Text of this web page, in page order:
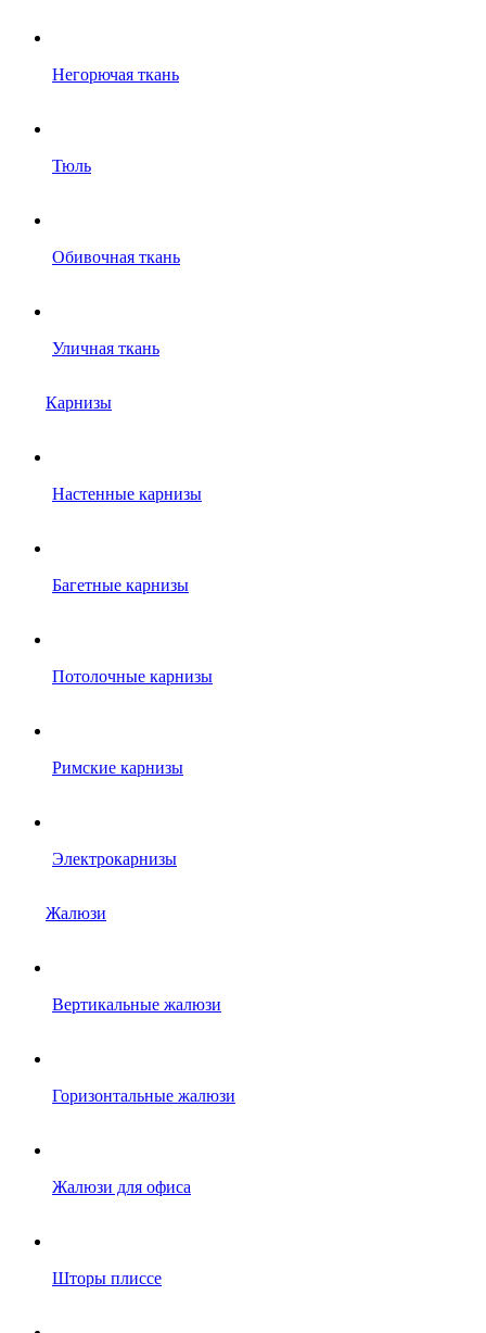
Негорючая ткань
Тюль
Обивочная ткань
Уличная ткань
Карнизы
Настенные карнизы
Багетные карнизы
Потолочные карнизы
Римские карнизы
Электрокарнизы
Жалюзи
Вертикальные жалюзи
Горизонтальные жалюзи
Жалюзи для офиса
Шторы плиссе